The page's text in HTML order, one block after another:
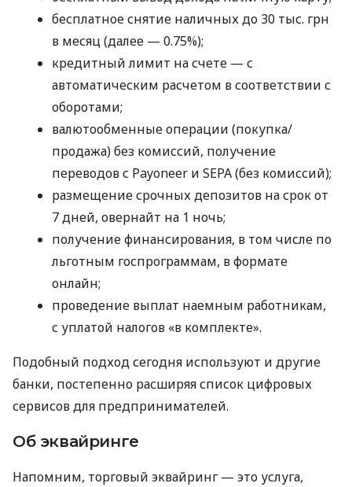
бесплатное снятие наличных до 30 тыс. грн
в месяц (далее — 0.75%);
кредитный лимит на счете — с
автоматическим расчетом в соответствии с
оборотами;
валютообменные операции (покупка/
продажа) без комиссий, получение
переводов с Payoneer и SEPA (без комиссий);
размещение срочных депозитов на срок от
7 дней, овернайт на 1 ночь;
получение финансирования, в том числе по
льготным госпрограммам, в формате
онлайн;
проведение выплат наемным работникам,
с уплатой налогов «в комплекте».
Подобный подход сегодня используют и другие
банки, постепенно расширяя список цифровых
сервисов для предпринимателей.
Об эквайринге
Напомним, торговый эквайринг — это услуга,